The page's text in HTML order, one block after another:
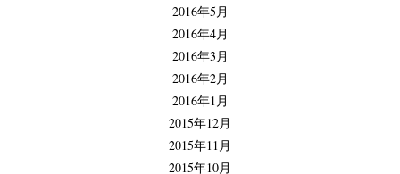
2016年5月
2016年4月
2016年3月
2016年2月
2016年1月
2015年12月
2015年11月
2015年10月